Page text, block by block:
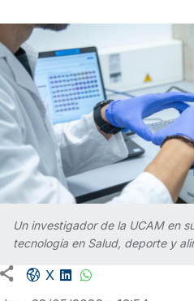
Un investigador de la UCAM en
tecnología en Salud, deporte y
Facebook share
X LinkedIn